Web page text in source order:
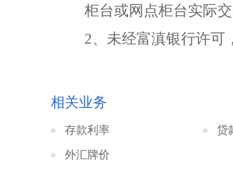
柜台或网点柜台实际
2、未经富滇银行许可
相关业务
存款利率 贷
外汇牌价